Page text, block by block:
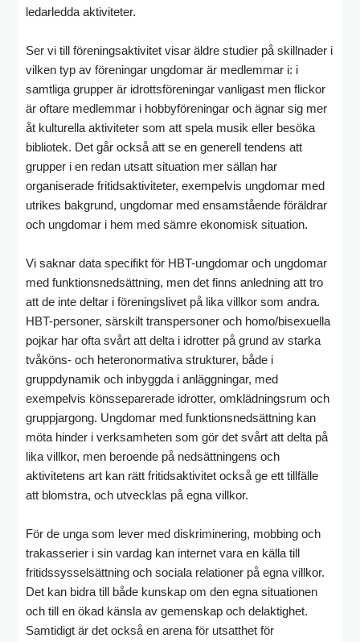
ledarledda aktiviteter.
Ser vi till föreningsaktivitet visar äldre studier på skillnader i
vilken typ av föreningar ungdomar är medlemmar i: i
samtliga grupper är idrottsföreningar vanligast men flickor
är oftare medlemmar i hobbyföreningar och ägnar sig mer
åt kulturella aktiviteter som att spela musik eller besöka
bibliotek. Det går också att se en generell tendens att
grupper i en redan utsatt situation mer sällan har
organiserade fritidsaktiviteter, exempelvis ungdomar med
utrikes bakgrund, ungdomar med ensamstående föräldrar
och ungdomar i hem med sämre ekonomisk situation.
Vi saknar data specifikt för HBT-ungdomar och ungdomar
med funktionsnedsättning, men det finns anledning att tro
att de inte deltar i föreningslivet på lika villkor som andra.
HBT-personer, särskilt transpersoner och homo/bisexuella
pojkar har ofta svårt att delta i idrotter på grund av starka
tvåköns- och heteronormativa strukturer, både i
gruppdynamik och inbyggda i anläggningar, med
exempelvis könsseparerade idrotter, omklädningsrum och
gruppjargong. Ungdomar med funktionsnedsättning kan
möta hinder i verksamheten som gör det svårt att delta på
lika villkor, men beroende på nedsättningens och
aktivitetens art kan rätt fritidsaktivitet också ge ett tillfälle
att blomstra, och utvecklas på egna villkor.
För de unga som lever med diskriminering, mobbing och
trakasserier i sin vardag kan internet vara en källa till
fritidssysselsättning och sociala relationer på egna villkor.
Det kan bidra till både kunskap om den egna situationen
och till en ökad känsla av gemenskap och delaktighet.
Samtidigt är det också en arena för utsatthet för